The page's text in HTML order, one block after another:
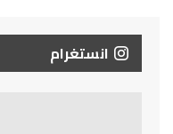
انستغرام